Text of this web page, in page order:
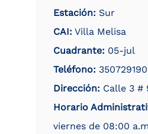
Estación: Sur
CAI: Villa Melisa
Cuadrante: 05-jul
Teléfono:
Dirección: Calle 3 #
Horario
viernes de 08:00